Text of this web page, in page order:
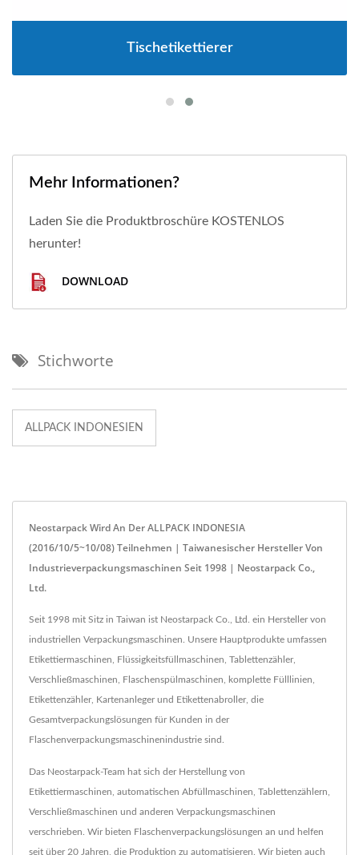
Tischetikettierer
Mehr Informationen?
Laden Sie die Produktbroschüre KOSTENLOS
herunter!
DOWNLOAD
Stichworte
ALLPACK INDONESIEN
Neostarpack Wird An Der ALLPACK INDONESIA
(2016/10/5~10/08) Teilnehmen | Taiwanesischer Hersteller Von
Industrieverpackungsmaschinen Seit 1998 | Neostarpack Co.,
Ltd.
Seit 1998 mit Sitz in Taiwan ist Neostarpack Co., Ltd. ein Hersteller von
industriellen Verpackungsmaschinen. Unsere Hauptprodukte umfassen
Etikettiermaschinen, Flüssigkeitsfüllmaschinen, Tablettenzähler,
Verschließmaschinen, Flaschenspülmaschinen, komplette Fülllinien,
Etikettenzähler, Kartenanleger und Etikettenabroller, die
Gesamtverpackungslösungen für Kunden in der
Flaschenverpackungsmaschinenindustrie sind.
Das Neostarpack-Team hat sich der Herstellung von
Etikettiermaschinen, automatischen Abfüllmaschinen, Tablettenzählern,
Verschließmaschinen und anderen Verpackungsmaschinen
verschrieben. Wir bieten Flaschenverpackungslösungen an und helfen
seit über 20 Jahren, die Produktion zu automatisieren. Wir bieten auch